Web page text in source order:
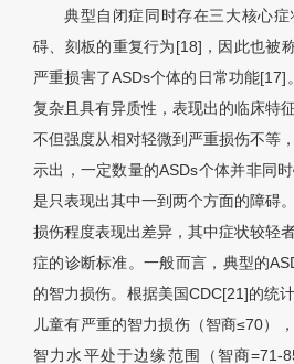
典型自闭症同时存在三大核心
碍、刻板的重复行为[18]，因此也被
严重损害了ASDs个体的日常功能[17]
复杂且具有异质性，表现出的临床特
不但强度从相对轻微到严重损伤不等
示出，一定数量的ASDs个体并非同
是只表现出其中一到两个方面的障碍
损伤程度表现出差异，其中症状较轻
症的诊断标准。一般而言，典型的
的智力损伤。根据美国CDC[21]的统
儿童有严重的智力损伤（智商≤70）
智力水平处于边缘范围（智商=71-